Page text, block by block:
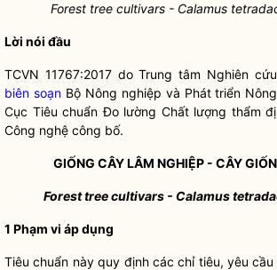
Forest tree cultivars - Calamus
Lời nói đầu
TCVN 11767:2017 do Trung tâm Nghiên
biên soạnBộ Nông nghiệp và Phát triển
Cục Tiêu chuẩn Đo lường Chất lượng thẩm
Công nghệ công bố.
GIỐNG CÂY LÂM NGHIỆP - CÂY
Forest tree cultivars - Calamus
1 Phạm vi áp dụng
Tiêu chuẩn này quy định các chỉ tiêu, yêu